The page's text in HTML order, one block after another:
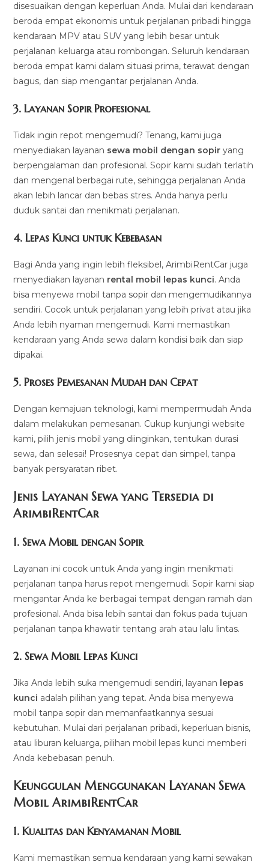
disesuaikan dengan keperluan Anda. Mulai dari kendaraan
beroda empat ekonomis untuk perjalanan pribadi hingga
kendaraan MPV atau SUV yang lebih besar untuk
perjalanan keluarga atau rombongan. Seluruh kendaraan
beroda empat kami dalam situasi prima, terawat dengan
bagus, dan siap mengantar perjalanan Anda.
3.Layanan Sopir Profesional
Tidak ingin repot mengemudi? Tenang, kami juga
menyediakan layanan sewa mobil dengan sopir yang
berpengalaman dan profesional. Sopir kami sudah terlatih
dan mengenal berbagai rute, sehingga perjalanan Anda
akan lebih lancar dan bebas stres. Anda hanya perlu
duduk santai dan menikmati perjalanan.
4.Lepas Kunci untuk Kebebasan
Bagi Anda yang ingin lebih fleksibel, ArimbiRentCar juga
menyediakan layanan rental mobil lepas kunci. Anda
bisa menyewa mobil tanpa sopir dan mengemudikannya
sendiri. Cocok untuk perjalanan yang lebih privat atau jika
Anda lebih nyaman mengemudi. Kami memastikan
kendaraan yang Anda sewa dalam kondisi baik dan siap
dipakai.
5.Proses Pemesanan Mudah dan Cepat
Dengan kemajuan teknologi, kami mempermudah Anda
dalam melakukan pemesanan. Cukup kunjungi website
kami, pilih jenis mobil yang diinginkan, tentukan durasi
sewa, dan selesai! Prosesnya cepat dan simpel, tanpa
banyak persyaratan ribet.
Jenis Layanan Sewa yang Tersedia di
ArimbiRentCar
1.Sewa Mobil dengan Sopir
Layanan ini cocok untuk Anda yang ingin menikmati
perjalanan tanpa harus repot mengemudi. Sopir kami siap
mengantar Anda ke berbagai tempat dengan ramah dan
profesional. Anda bisa lebih santai dan fokus pada tujuan
perjalanan tanpa khawatir tentang arah atau lalu lintas.
2.Sewa Mobil Lepas Kunci
Jika Anda lebih suka mengemudi sendiri, layanan lepas
kunci adalah pilihan yang tepat. Anda bisa menyewa
mobil tanpa sopir dan memanfaatkannya sesuai
kebutuhan. Mulai dari perjalanan pribadi, keperluan bisnis,
atau liburan keluarga, pilihan mobil lepas kunci memberi
Anda kebebasan penuh.
Keunggulan Menggunakan Layanan Sewa
Mobil ArimbiRentCar
1.Kualitas dan Kenyamanan Mobil
Kami memastikan semua kendaraan yang kami sewakan